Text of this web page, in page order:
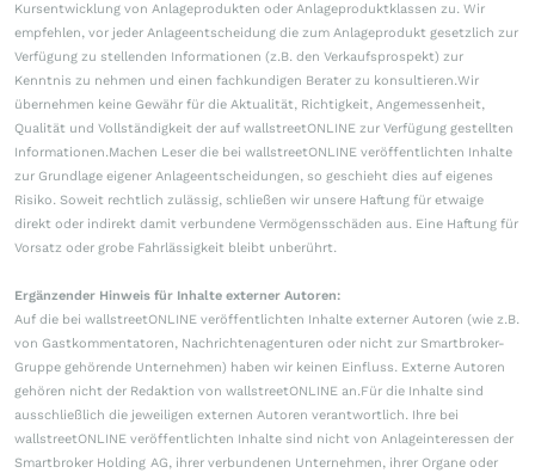
Kursentwicklung von Anlageprodukten oder Anlageproduktklassen zu. Wir
empfehlen, vor jeder Anlageentscheidung die zum Anlageprodukt gesetzlich zur
Verfügung zu stellenden Informationen (z.B. den Verkaufsprospekt) zur
Kenntnis zu nehmen und einen fachkundigen Berater zu konsultieren.Wir
übernehmen keine Gewähr für die Aktualität, Richtigkeit, Angemessenheit,
Qualität und Vollständigkeit der auf wallstreetONLINE zur Verfügung gestellten
Informationen.Machen Leser die bei wallstreetONLINE veröffentlichten Inhalte
zur Grundlage eigener Anlageentscheidungen, so geschieht dies auf eigenes
Risiko. Soweit rechtlich zulässig, schließen wir unsere Haftung für etwaige
direkt oder indirekt damit verbundene Vermögensschäden aus. Eine Haftung für
Vorsatz oder grobe Fahrlässigkeit bleibt unberührt.
Ergänzender Hinweis für Inhalte externer Autoren:
Auf die bei wallstreetONLINE veröffentlichten Inhalte externer Autoren (wie z.B.
von Gastkommentatoren, Nachrichtenagenturen oder nicht zur Smartbroker-
Gruppe gehörende Unternehmen) haben wir keinen Einfluss. Externe Autoren
gehören nicht der Redaktion von wallstreetONLINE an.Für die Inhalte sind
ausschließlich die jeweiligen externen Autoren verantwortlich. Ihre bei
wallstreetONLINE veröffentlichten Inhalte sind nicht von Anlageinteressen der
Smartbroker Holding AG, ihrer verbundenen Unternehmen, ihrer Organe oder